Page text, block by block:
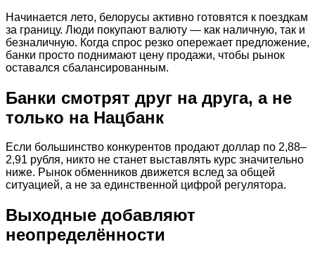
Начинается лето, белорусы активно готовятся к поездкам
за границу. Люди покупают валюту — как наличную, так и
безналичную. Когда спрос резко опережает предложение,
банки просто поднимают цену продажи, чтобы рынок
оставался сбалансированным.
Банки смотрят друг на друга, а не
только на Нацбанк
Если большинство конкурентов продают доллар по 2,88–
2,91 рубля, никто не станет выставлять курс значительно
ниже. Рынок обменников движется вслед за общей
ситуацией, а не за единственной цифрой регулятора.
Выходные добавляют
неопределённости